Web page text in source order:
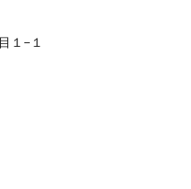
１−１